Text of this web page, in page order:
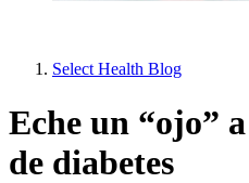
Select Health Blog
Eche un “ojo”
de diabetes